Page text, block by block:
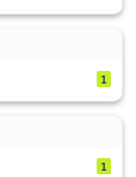
1
1